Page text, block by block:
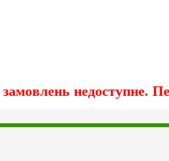
недоступне.